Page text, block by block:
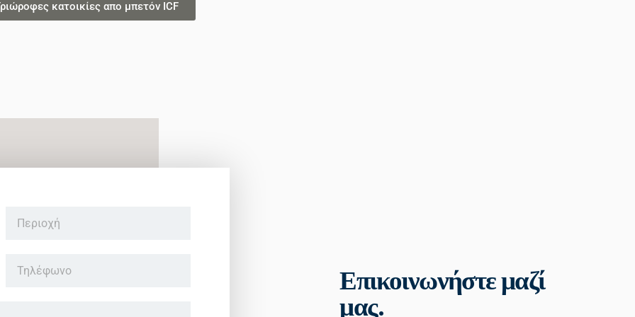
κατοικίες απο μπετόν ICF
Επικοινωνήστε μαζί
μας.